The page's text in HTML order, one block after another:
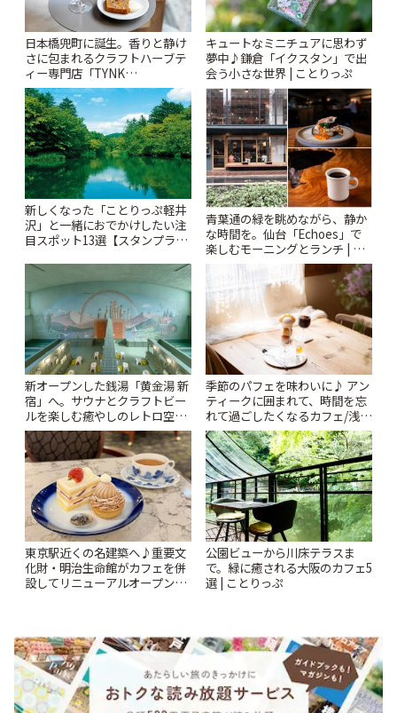
日本橋兜町に誕生。香りと静け
さに包まれるクラフトハーブテ
ィー専門店「TYNK
Kabutocho」 | ことりっぷ
キュートなミニチュアに思わず
夢中♪鎌倉「イクスタン」で出
会う小さな世界 | ことりっぷ
新しくなった「ことりっぷ軽井
沢」と一緒におでかけしたい注
目スポット13選【スタンプラリ
青葉通の緑を眺めながら、静か
な時間を。仙台「Echoes」で
楽しむモーニングとランチ | こ
とりっぷ
新オープンした銭湯「黄金湯 新
宿」へ。サウナとクラフトビー
ルを楽しむ癒やしのレトロ空間
| ことりっぷ
季節のパフェを味わいに♪ アン
ティークに囲まれて、時間を忘
れて過ごしたくなるカフェ/浅草
「annorum cafe」 | ことりっぷ
東京駅近くの名建築へ♪重要文
化財・明治生命館がカフェを併
設してリニューアルオープン
公園ビューから川床テラスま
で。緑に癒される大阪のカフェ5
選 | ことりっぷ